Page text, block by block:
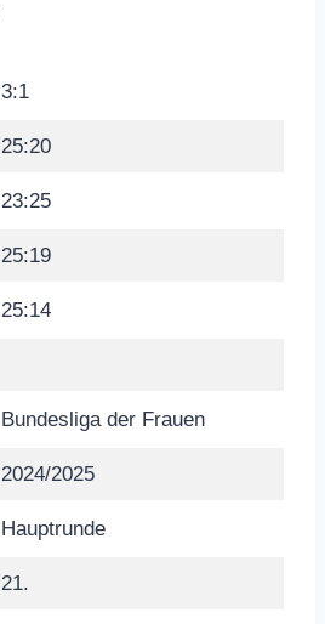
3:1
25:20
23:25
25:19
25:14
Bundesliga der Frauen
2024/2025
Hauptrunde
21.